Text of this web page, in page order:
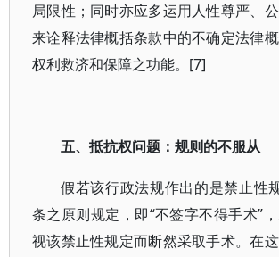
局限性；同时亦应多运用人性尊严、
来诠释法律概括条款中的不确定法律
权利救济和保障之功能。[7]
五、抵抗权问题：规则的不服从
假若该行政法规作出的是禁止性
条之原则规定，即“不签字不得手术”
视该禁止性规定而断然采取手术。在